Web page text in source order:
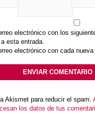
electrónico con los
esta entrada.
electrónico con cada nueva
Akismet para reducir el spam.
los datos de tus